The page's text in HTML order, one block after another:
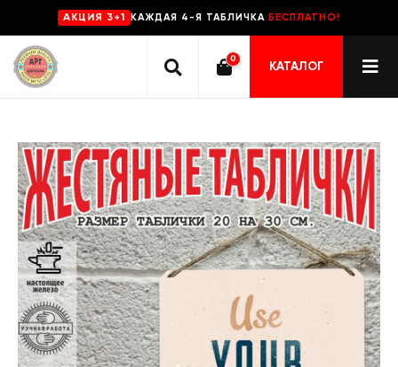
AKЦИЯ 3+1 КАЖДАЯ 4-Я ТАБЛИЧКА БЕСПЛАТНО!
0
КАТАЛОГ